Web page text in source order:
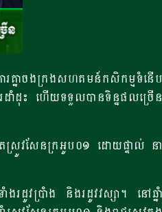
គ្នាចងក្រងសហគមន៍កសិកម្មទំនើប
ដាំដុះ ហើយទទួលបានទិន្នផលច្រើន
តស្រូវសែនក្រអូប០១ ដោយផ្ទាល់ នា
ដូវប្រាំង និងរដូវវស្សា។​ នៅឆ្នាំ